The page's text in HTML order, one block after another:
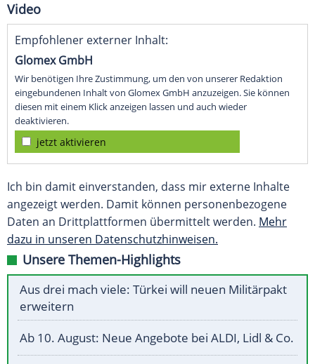
Video
Empfohlener externer Inhalt:
Glomex GmbH
Wir benötigen Ihre Zustimmung, um den von unserer Redaktion
eingebundenen Inhalt von Glomex GmbH anzuzeigen. Sie können
diesen mit einem Klick anzeigen lassen und auch wieder
deaktivieren.
jetzt aktivieren
Ich bin damit einverstanden, dass mir externe Inhalte
angezeigt werden. Damit können personenbezogene
Daten an Drittplattformen übermittelt werden. Mehr
dazu in unseren Datenschutzhinweisen.
Unsere Themen-Highlights
Aus drei mach viele: Türkei will neuen Militärpakt
erweitern
Ab 10. August: Neue Angebote bei ALDI, Lidl & Co.